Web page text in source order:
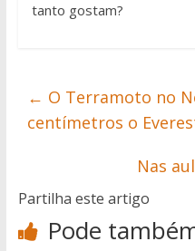
tanto gostam?
← O Terramoto no
centímetros o
Nas
Partilha este artigo
Pode